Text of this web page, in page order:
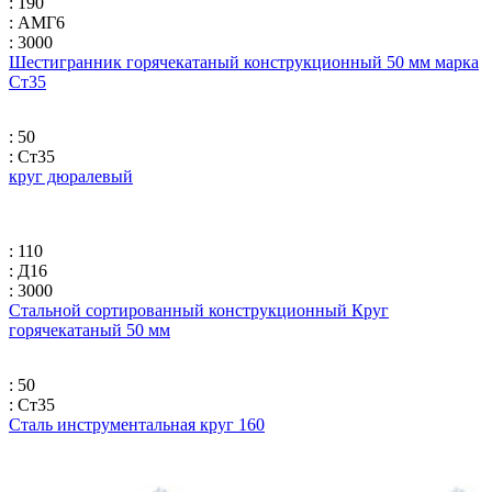
: АМГ6
: 3000
Шестигранник горячекатаный конструкционный 50 мм марка
Ст35
: 50
: Ст35
круг дюралевый
: 110
: Д16
: 3000
Стальной сортированный конструкционный Круг
горячекатаный 50 мм
: 50
: Ст35
Сталь инструментальная круг 160